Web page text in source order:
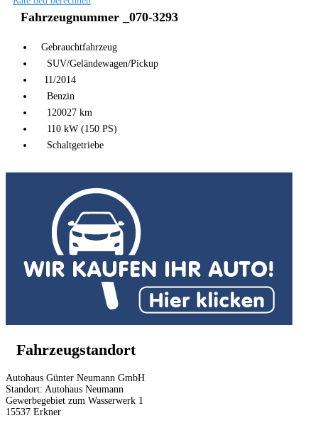
Fahrzeugnummer _070-3293
Gebrauchtfahrzeug
SUV/Geländewagen/Pickup
11/2014
Benzin
120027 km
110 kW (150 PS)
Schaltgetriebe
Fahrzeugstandort
Autohaus Günter Neumann GmbH
Standort: Autohaus Neumann
Gewerbegebiet zum Wasserwerk 1
15537 Erkner